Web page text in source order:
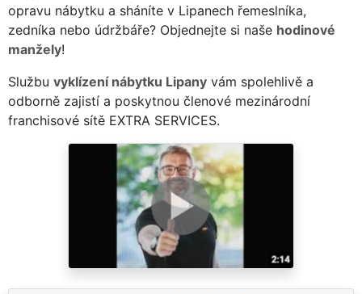
opravu nábytku a sháníte v Lipanech řemeslníka,
zedníka nebo údržbáře? Objednejte si naše hodinové
manžely!
Službu vyklízení nábytku Lipany vám spolehlivě a
odborně zajistí a poskytnou členové mezinárodní
franchisové sítě EXTRA SERVICES.